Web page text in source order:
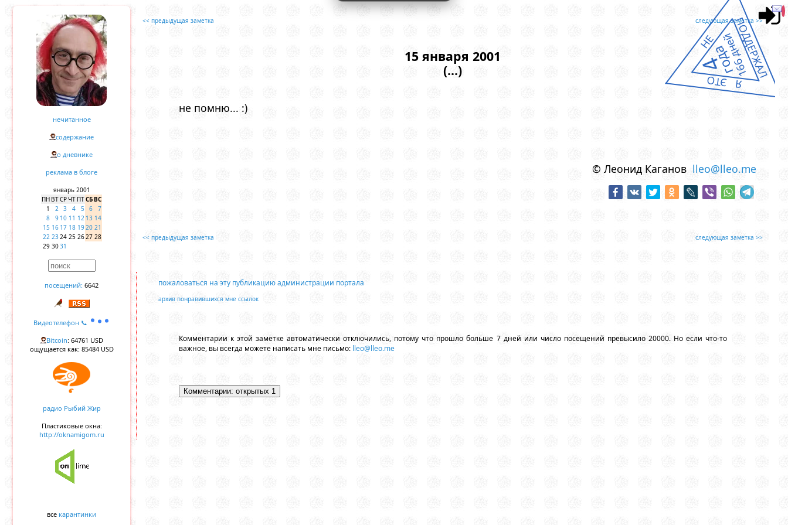
нечитанное
содержание
о дневнике
реклама в блоге
январь 2001
ПН ВТСРЧТ ПТСБВС
1
2 3 4 5 6
7
8
9 10 11 12 13 14
15 16 17 18 1920 21
22 2324 25 2627 28
29 3031
посещений: 6642
Видеотелефон 📞
Bitcoin: 64761 USD
ощущается как: 85484 USD
радио Рыбий Жир
Пластиковые окна:
http://oknamigom.ru
все карантинки
<< предыдущая заметка следующая заметка >>
15 января 2001
(...)
не помню... :)
© Леонид Каганов lleo@lleo.me
<< предыдущая заметка следующая заметка >>
пожаловаться на эту публикацию администрации портала
архив понравившихся мне ссылок
Комментарии к этой заметке автоматически отключились, потому что прошло больше 7 дней или число посещений превысило 20000. Но если что-то
важное, вы всегда можете написать мне письмо: lleo@lleo.me
Я ЭТО
НЕ ПОДДЕРЖАЛ
4
года
166 дней